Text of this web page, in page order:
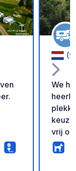
We
vrij
u wilt. De nieuwe sanitaire ruimte is